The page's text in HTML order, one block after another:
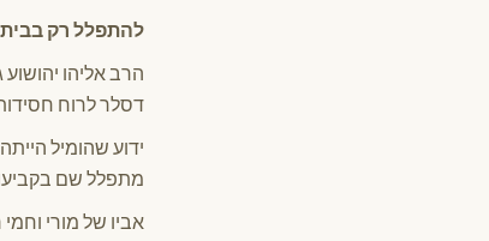
להתפלל רק
הרב אליהו
דסלר לרוח
ידוע שהומיל
מתפלל שם
אביו של מורי